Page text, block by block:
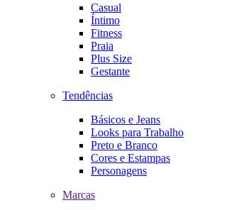
Casual
Íntimo
Fitness
Praia
Plus Size
Gestante
Tendências
Básicos e Jeans
Looks para Trabalho
Preto e Branco
Cores e Estampas
Personagens
Marcas